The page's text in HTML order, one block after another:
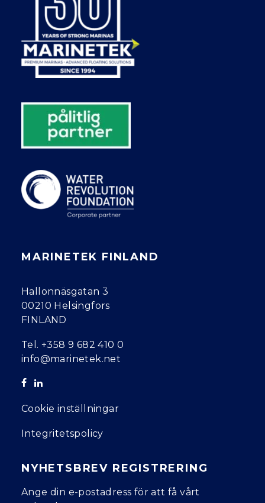
MARINETEK FINLAND
Hallonnäsgatan 3
00210 Helsingfors
FINLAND
Tel. +358 9 682 410 0
info@marinetek.net
Cookie inställningar
Integritetspolicy
NYHETSBREV REGISTRERING
Ange din e-postadress för att få vårt